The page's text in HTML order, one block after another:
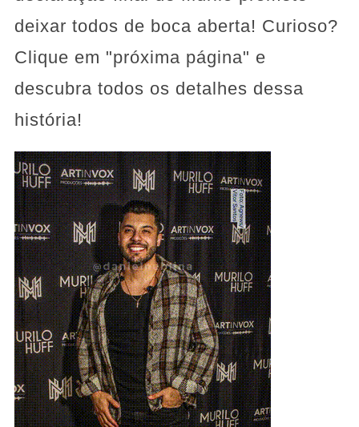
deixar todos de boca aberta! Curioso?
Clique em "próxima página" e
descubra todos os detalhes dessa
história!